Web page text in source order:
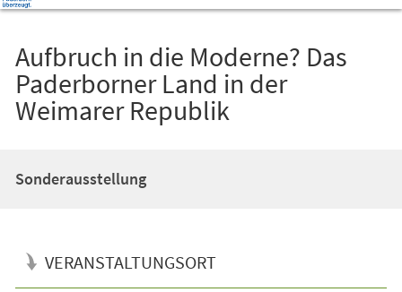
Aufbruch in die Moderne? Das
Paderborner Land in der
Weimarer Republik
Sonderausstellung
VERANSTALTUNGSORT